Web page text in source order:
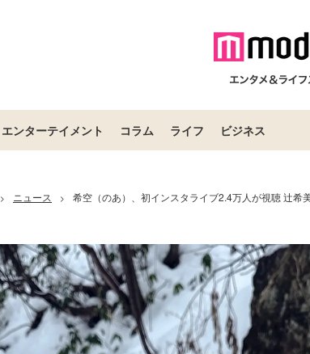
エンターテイメント コラム ライフ ビジネス
> ニュース >
希空（のあ）、初インスタライブ2.4万人が視聴 辻希